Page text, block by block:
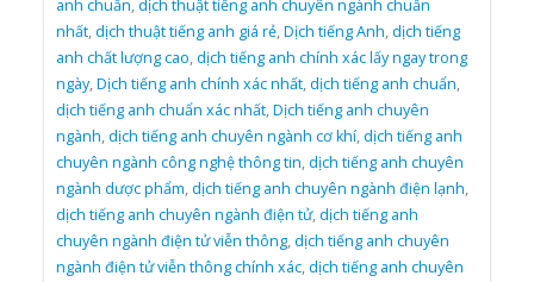
anh chuẩn,dịch thuật tiếng anh chuyên ngành chuẩn
nhất,dịch thuật tiếng anh giá rẻ,Dịch tiếng Anh,dịch tiếng
anh chất lượng cao,dịch tiếng anh chính xác lấy ngay trong
ngày,Dịch tiếng anh chính xác nhất,dịch tiếng anh chuẩn,
dịch tiếng anh chuẩn xác nhất,Dịch tiếng anh chuyên
ngành,dịch tiếng anh chuyên ngành cơ khí,dịch tiếng anh
chuyên ngành công nghệ thông tin,dịch tiếng anh chuyên
ngành dược phẩm,dịch tiếng anh chuyên ngành điện lạnh,
dịch tiếng anh chuyên ngành điện tử,dịch tiếng anh
chuyên ngành điện tử viễn thông,dịch tiếng anh chuyên
ngành điện tử viễn thông chính xác,dịch tiếng anh chuyên